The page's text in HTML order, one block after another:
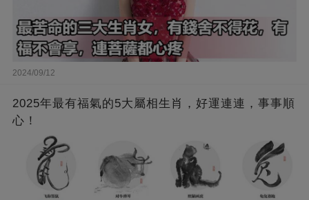
2024/09/12
2025年最有福氣的5大屬相生肖，好運連連，事事順
心！